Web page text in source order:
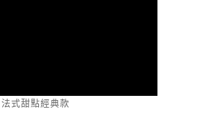
式甜點經典款